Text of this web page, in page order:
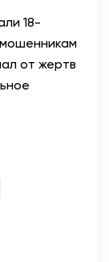
18-
от жертв